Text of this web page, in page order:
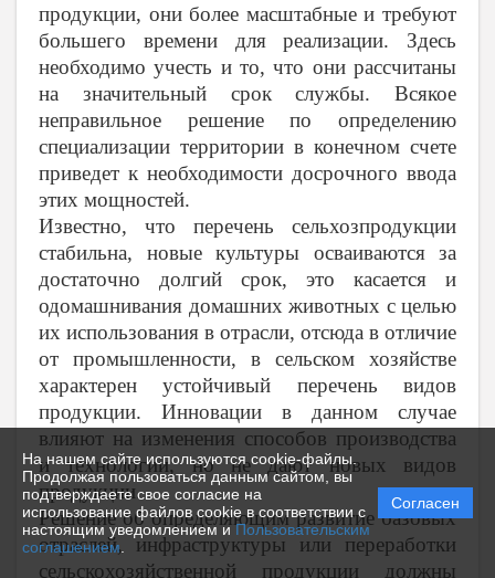
На нашем сайте используются cookie-файлы.
Продолжая пользоваться данным сайтом, вы
подтверждаете свое согласие на
использование файлов cookie в соответствии с
настоящим уведомлением иПользовательским
соглашением
Согласен
продукции, они более масштабные и требуют
большего времени для реализации. Здесь
необходимо учесть и то, что они рассчитаны
на значительный срок службы. Всякое
неправильное решение по определению
специализации территории в конечном счете
приведет к необходимости досрочного ввода
этих мощностей.
Известно, что перечень сельхозпродукции
стабильна, новые культуры осваиваются за
достаточно долгий срок, это касается и
одомашнивания домашних животных с целью
их использования в отрасли, отсюда в отличие
от промышленности, в сельском хозяйстве
характерен устойчивый перечень видов
продукции. Инновации в данном случае
влияют на изменения способов производства
и технологии, но не дают новых видов
продукции.
Решение об определяющим развитие базовых
отраслей, инфраструктуры или переработки
сельскохозяйственной продукции должны